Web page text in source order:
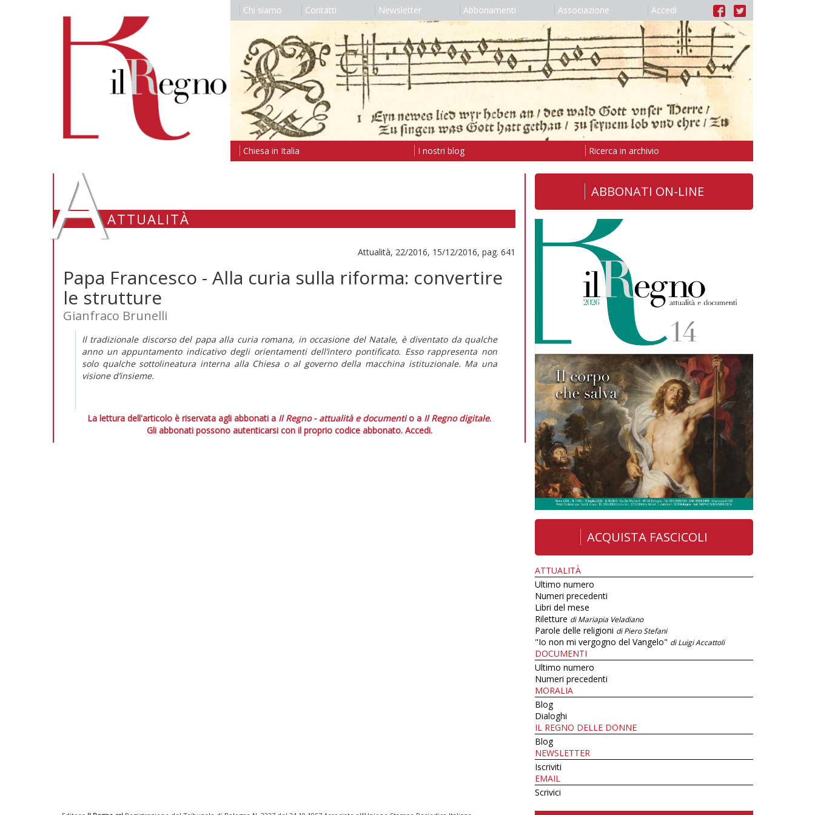
Chi siamo Contatti Newsletter Abbonamenti Associazione Accedi
Chiesa in Italia I nostri blog Ricerca in archivio
AATTUALITÀ
Attualità, 22/2016, 15/12/2016, pag. 641
Papa Francesco - Alla curia sulla riforma: convertire
le strutture
Gianfraco Brunelli
Il tradizionale discorso del papa alla curia romana, in occasione del Natale, è diventato da qualche
anno un appuntamento indicativo degli orientamenti dell’intero pontificato. Esso rappresenta non
solo qualche sottolineatura interna alla Chiesa o al governo della macchina istituzionale. Ma una
visione d’insieme.
La lettura dell'articolo è riservata agli abbonati a Il Regno - attualità e documentio a Il Regno digitale.
Gli abbonati possono autenticarsi con il proprio codice abbonato. Accedi.
ABBONATI ON-LINE
ACQUISTA FASCICOLI
ATTUALITÀ
Ultimo numero
Numeri precedenti
Libri del mese
Riletture di Mariapia Veladiano
Parole delle religioni di Piero Stefani
"Io non mi vergogno del Vangelo" di Luigi Accattoli
DOCUMENTI
Ultimo numero
Numeri precedenti
MORALIA
Blog
Dialoghi
IL REGNO DELLE DONNE
Blog
NEWSLETTER
Iscriviti
EMAIL
Scrivici